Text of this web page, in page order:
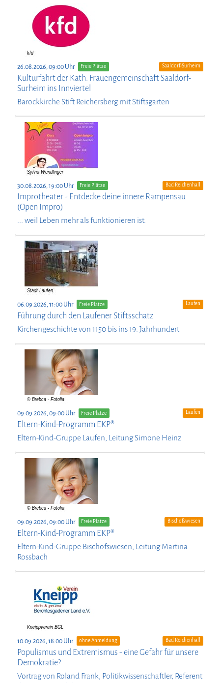
26.08.2026, 09:00 Uhr Freie Plätze Saaldorf-Surheim
Kulturfahrt der Kath. Frauengemeinschaft Saaldorf-
Surheim ins Innviertel
Barockkirche Stift Reichersberg mit Stiftsgarten
30.08.2026, 19:00 Uhr Freie Plätze Bad Reichenhall
Improtheater - Entdecke deine innere Rampensau
(Open Impro)
... weil Leben mehr als funktionieren ist.
06.09.2026, 11:00 Uhr Freie Plätze Laufen
Führung durch den Laufener Stiftsschatz
Kirchengeschichte von 1150 bis ins 19. Jahrhundert
09.09.2026, 09:00 Uhr Freie Plätze Laufen
Eltern-Kind-Programm EKP®
Eltern-Kind-Gruppe Laufen, Leitung Simone Heinz
09.09.2026, 09:00 Uhr Freie Plätze Bischofswiesen
Eltern-Kind-Programm EKP®
Eltern-Kind-Gruppe Bischofswiesen, Leitung Martina
Rossbach
10.09.2026, 18:00 Uhr ohne Anmeldung Bad Reichenhall
Populismus und Extremismus - eine Gefahr für unsere
Demokratie?
Vortrag von Roland Frank, Politikwissenschaftler, Referent